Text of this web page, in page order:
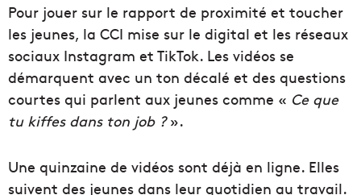
Pour jouer sur le rapport de proximité et toucher
les jeunes, la CCI mise sur le digital et les réseaux
sociaux Instagram et TikTok. Les vidéos se
démarquent avec un ton décalé et des questions
courtes qui parlent aux jeunes comme « Ce que
tu kiffes dans ton job ?».
Une quinzaine de vidéos sont déjà en ligne. Elles
suivent des jeunes dans leur quotidien au travail.